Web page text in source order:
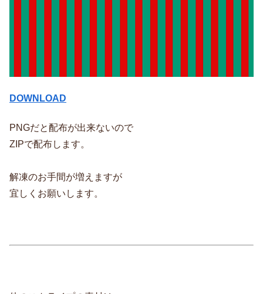
DOWNLOAD
PNGだと配布が出来ないので
ZIPで配布します。
解凍のお手間が増えますが
宜しくお願いします。